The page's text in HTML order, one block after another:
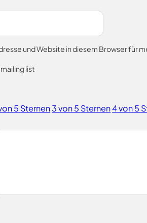
und Website in diesem Browser für
list
5 Sternen3 von 5 Sternen4 von 5